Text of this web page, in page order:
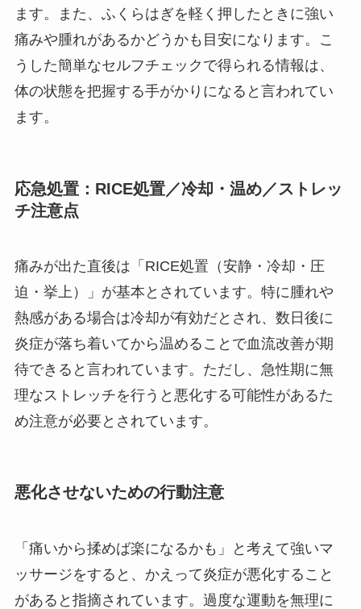
ます。また、ふくらはぎを軽く押したときに強い
痛みや腫れがあるかどうかも目安になります。こ
うした簡単なセルフチェックで得られる情報は、
体の状態を把握する手がかりになると言われてい
ます。
応急処置：RICE処置／冷却・温め／ストレッ
チ注意点
痛みが出た直後は「RICE処置（安静・冷却・圧
迫・挙上）」が基本とされています。特に腫れや
熱感がある場合は冷却が有効だとされ、数日後に
炎症が落ち着いてから温めることで血流改善が期
待できると言われています。ただし、急性期に無
理なストレッチを行うと悪化する可能性があるた
め注意が必要とされています。
悪化させないための行動注意
「痛いから揉めば楽になるかも」と考えて強いマ
ッサージをすると、かえって炎症が悪化すること
があると指摘されています。過度な運動を無理に